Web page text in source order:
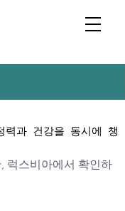
력과 건강을 동시에 챙
럭스비아에서 확인하